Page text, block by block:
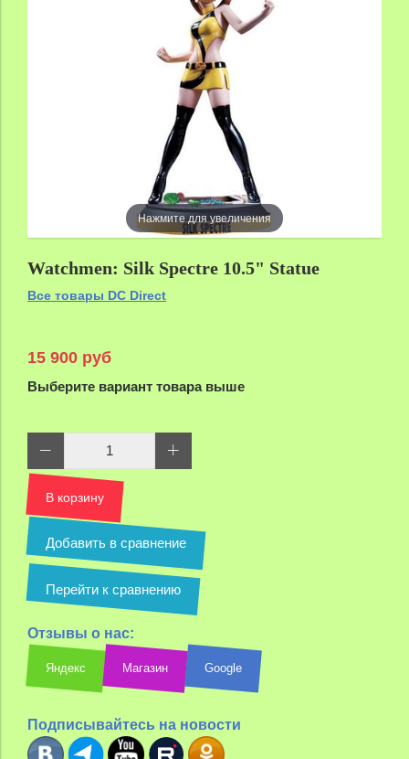
Нажмите для увеличения
Watchmen: Silk Spectre 10.5" Statue
Все товары DC Direct
15 900 руб
Выберите вариант товара выше
В корзину
Добавить в сравнение
Перейти к сравнению
Отзывы о нас:
Яндекс Магазин Google
Подписывайтесь на новости